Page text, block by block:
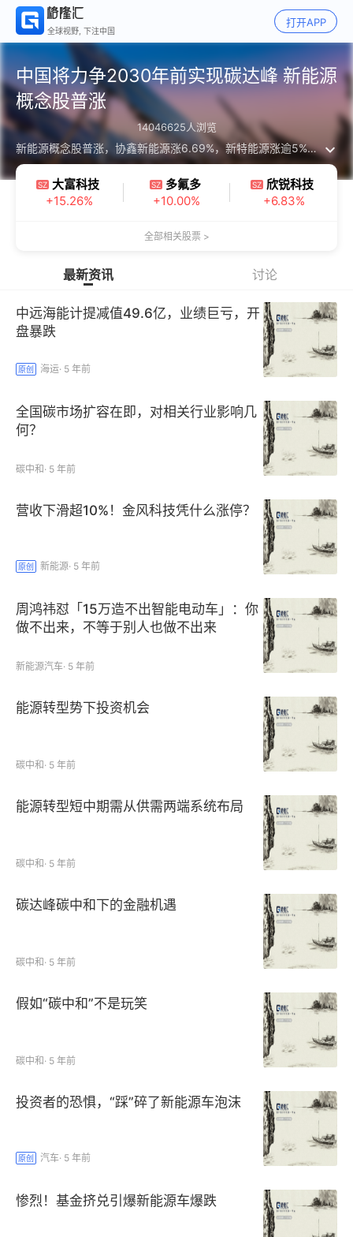
全球视野, 下注中国
打开APP
中国将力争2030年前实现碳达峰 新能源
概念股普涨
14046625人浏览
新能源概念股普涨，协鑫新能源涨6.69%，新特能源涨逾5%，金风科技涨逾3%。国家主席习近平指出，去年，我正式宣布中国将力争2030年前实现碳达峰、2060年前实现碳中和。这是中国基于推动构建人类命运共同体的责任担当和实现可持续发展的内在要求作出的重大战略决策。 
SZ 大富科技
+15.26%
SZ
多氟多
+10.00%
SZ 欣锐科技
+6.83%
全部相关股票 >
最新资讯 讨论
中远海能计提减值49.6亿，业绩巨亏，开
盘暴跌
原创 海运· 5 年前
全国碳市场扩容在即，对相关行业影响几
何？
碳中和· 5 年前
营收下滑超10%！金风科技凭什么涨停？
原创 新能源· 5 年前
周鸿祎怼「15万造不出智能电动车」：你
做不出来，不等于别人也做不出来
新能源汽车· 5 年前
能源转型势下投资机会
碳中和· 5 年前
能源转型短中期需从供需两端系统布局
碳中和· 5 年前
碳达峰碳中和下的金融机遇
碳中和· 5 年前
假如“碳中和”不是玩笑
碳中和· 5 年前
投资者的恐惧，“踩”碎了新能源车泡沫
原创 汽车· 5 年前
惨烈！基金挤兑引爆新能源车爆跌